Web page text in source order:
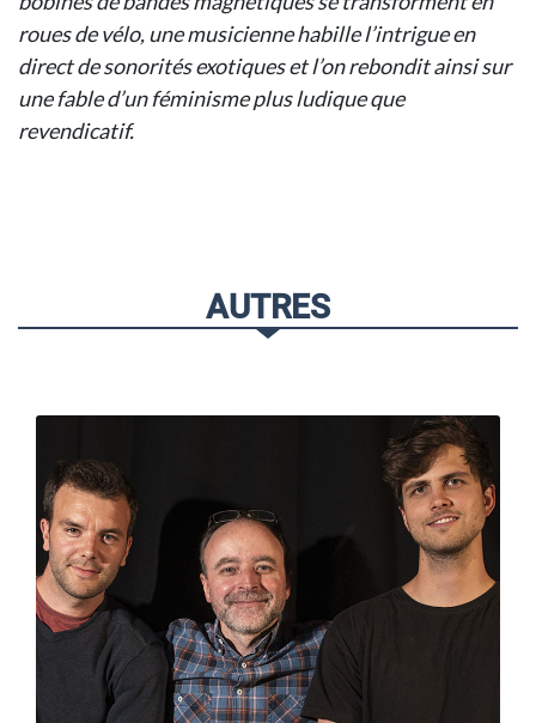
roues de vélo, une musicienne habille l’intrigue en
direct de sonorités exotiques et l’on rebondit ainsi sur
une fable d’un féminisme plus ludique que
revendicatif.
AUTRES